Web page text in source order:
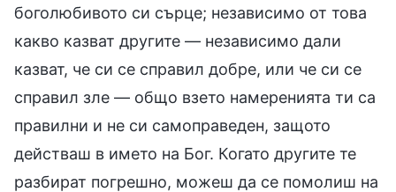
боголюбивото си сърце; независимо от това
какво казват другите — независимо дали
казват, че си се справил добре, или че си се
справил зле — общо взето намеренията ти са
правилни и не си самоправеден, защото
действаш в името на Бог. Когато другите те
разбират погрешно, можеш да се помолиш на